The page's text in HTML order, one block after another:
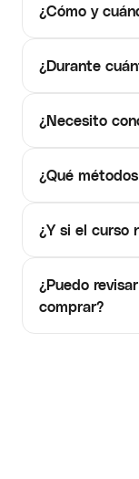
¿Cómo y
¿Durante
¿Necesito
¿Qué
¿Y si el curso
¿Puedo
comprar?